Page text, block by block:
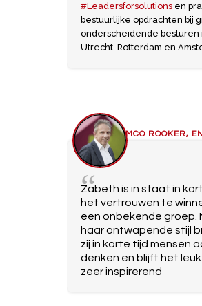
#Leadersforsolutionsen
bestuurlijke opdrachten bij
onderscheidende besturen
Utrecht, Rotterdam en
REMCO ROOKER,
Zabeth is in staat in
het vertrouwen te
een onbekende groep.
haar ontwapende stijl
zij in korte tijd mensen
denken en blijft het leuk
zeer inspirerend